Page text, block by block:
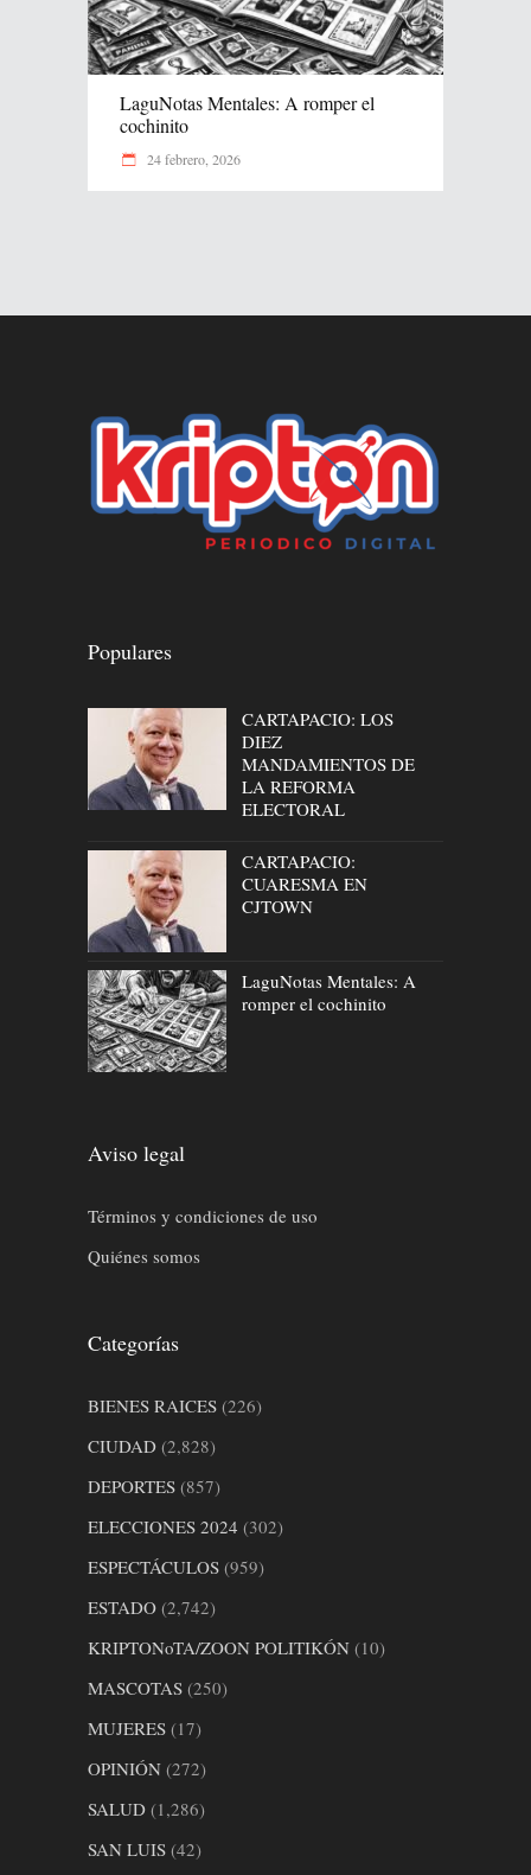
LaguNotas Mentales: A romper el
cochinito
24 febrero, 2026
Populares
CARTAPACIO: LOS
DIEZ
MANDAMIENTOS DE
LA REFORMA
ELECTORAL
CARTAPACIO:
CUARESMA EN
CJTOWN
LaguNotas Mentales: A
romper el cochinito
Aviso legal
Términos y condiciones de uso
Quiénes somos
Categorías
BIENES RAICES (226)
CIUDAD (2,828)
DEPORTES (857)
ELECCIONES 2024 (302)
ESPECTÁCULOS (959)
ESTADO (2,742)
KRIPTONoTA/ZOON POLITIKÓN (10)
MASCOTAS (250)
MUJERES (17)
OPINIÓN (272)
SALUD (1,286)
SAN LUIS (42)